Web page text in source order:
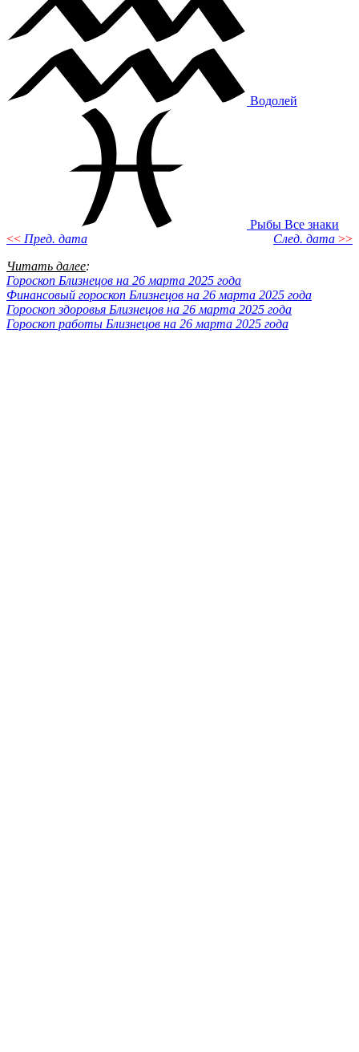
Водолей
Рыбы Все знаки
<< Пред. дата След. дата >>
Читать далее:
Гороскоп Близнецов на 26 марта 2025 года
Финансовый гороскоп Близнецов на 26 марта 2025 года
Гороскоп здоровья Близнецов на 26 марта 2025 года
Гороскоп работы Близнецов на 26 марта 2025 года